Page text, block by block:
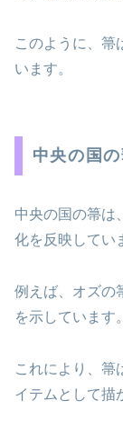
このように、箒
います。
中央の国
中央の国の箒は
化を反映してい
例えば、オズの
を示しています。
これにより、箒
イテムとして描